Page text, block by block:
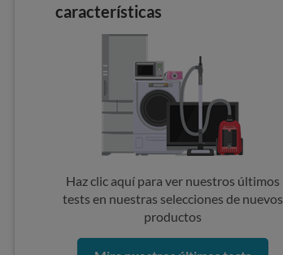
características
Haz clic aquí para ver nuestros últimos
tests en nuestras selecciones de nuevos
productos